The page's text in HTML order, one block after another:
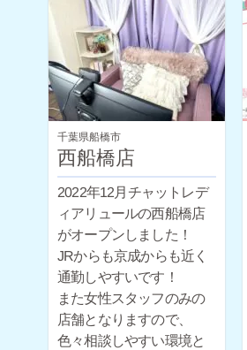
千葉県船橋市
西船橋店
2022年12月チャットレデ
ィアリュールの西船橋店
がオープンしました！
JRからも京成からも近く
通勤しやすいです！
また女性スタッフのみの
店舗となりますので、
色々相談しやすい環境と